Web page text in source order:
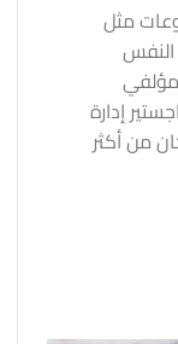
مثل
النفس
إدارة
من أكثر